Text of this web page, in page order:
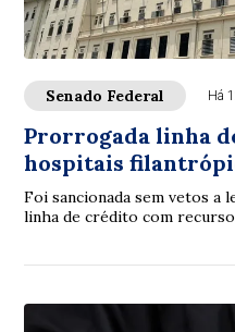
Senado Federal Há
Prorrogada linha
hospitais
Foi sancionada sem vetos a
linha de crédito com